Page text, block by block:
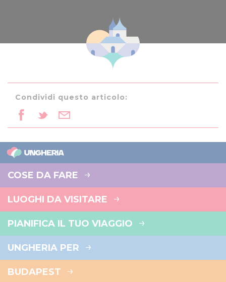
Condividi questo articolo:
COSE DA FARE
LUOGHI DA VISITARE
PIANIFICA IL TUO VIAGGIO
UNGHERIA PER
BUDAPEST